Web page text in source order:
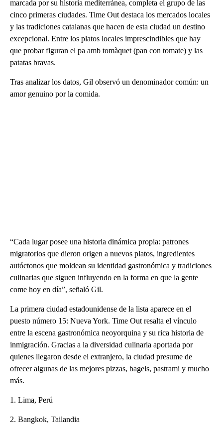
marcada por su historia mediterránea, completa el grupo de las
cinco primeras ciudades. Time Out destaca los mercados locales
y las tradiciones catalanas que hacen de esta ciudad un destino
excepcional. Entre los platos locales imprescindibles que hay
que probar figuran el pa amb tomàquet (pan con tomate) y las
patatas bravas.
Tras analizar los datos, Gil observó un denominador común: un
amor genuino por la comida.
“Cada lugar posee una historia dinámica propia: patrones
migratorios que dieron origen a nuevos platos, ingredientes
autóctonos que moldean su identidad gastronómica y tradiciones
culinarias que siguen influyendo en la forma en que la gente
come hoy en día”, señaló Gil.
La primera ciudad estadounidense de la lista aparece en el
puesto número 15: Nueva York. Time Out resalta el vínculo
entre la escena gastronómica neoyorquina y su rica historia de
inmigración. Gracias a la diversidad culinaria aportada por
quienes llegaron desde el extranjero, la ciudad presume de
ofrecer algunas de las mejores pizzas, bagels, pastrami y mucho
más.
1. Lima, Perú
2. Bangkok, Tailandia